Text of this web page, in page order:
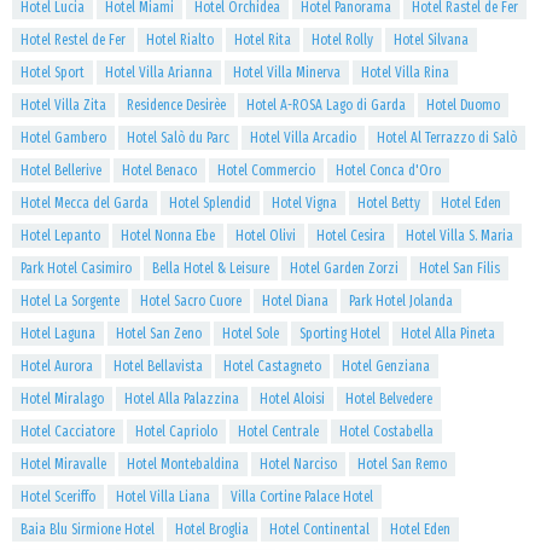
Hotel Lucia Hotel Miami Hotel Orchidea Hotel Panorama
Hotel Rastel de Fer
Hotel Restel de Fer
Hotel Rialto Hotel Rita Hotel Rolly
Hotel Silvana
Hotel Sport
Hotel Villa Arianna Hotel Villa Minerva
Hotel Villa Rina
Hotel Villa Zita
Residence Desirèe Hotel A-ROSA Lago di Garda
Hotel Duomo
Hotel Gambero
Hotel Salò du Parc Hotel Villa Arcadio
Hotel Al Terrazzo di Salò
Hotel Bellerive
Hotel Benaco Hotel Commercio
Hotel Conca d'Oro
Hotel Mecca del Garda
Hotel Splendid Hotel Vigna Hotel Betty
Hotel Eden
Hotel Lepanto
Hotel Nonna Ebe Hotel Olivi Hotel Cesira
Hotel Villa S. Maria
Park Hotel Casimiro
Bella Hotel & Leisure Hotel Garden Zorzi
Hotel San Filis
Hotel La Sorgente
Hotel Sacro Cuore Hotel Diana
Park Hotel Jolanda
Hotel Laguna
Hotel San Zeno Hotel Sole Sporting Hotel
Hotel Alla Pineta
Hotel Aurora
Hotel Bellavista Hotel Castagneto
Hotel Genziana
Hotel Miralago
Hotel Alla Palazzina Hotel Aloisi
Hotel Belvedere
Hotel Cacciatore
Hotel Capriolo Hotel Centrale
Hotel Costabella
Hotel Miravalle
Hotel Montebaldina Hotel Narciso
Hotel San Remo
Hotel Sceriffo
Hotel Villa Liana
Villa Cortine Palace Hotel
Baia Blu Sirmione Hotel
Hotel Broglia Hotel Continental
Hotel Eden